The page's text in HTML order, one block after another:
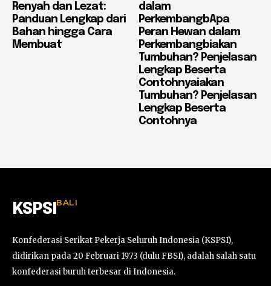
Renyah dan Lezat:
Panduan Lengkap dari
Bahan hingga Cara
Membuat
dalam
PerkembangbApa
Peran Hewan dalam
Perkembangbiakan
Tumbuhan? Penjelasan
Lengkap Beserta
Contohnyaiakan
Tumbuhan? Penjelasan
Lengkap Beserta
Contohnya
KSPSI BALI
Konfederasi Serikat Pekerja Seluruh Indonesia (KSPSI),
didirikan pada 20 Februari 1973 (dulu FBSI), adalah salah satu
konfederasi buruh terbesar di Indonesia.